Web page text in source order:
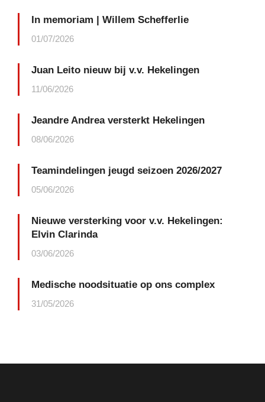
In memoriam | Willem Schefferlie
01/07/2026
Juan Leito nieuw bij v.v. Hekelingen
11/06/2026
Jeandre Andrea versterkt Hekelingen
08/06/2026
Teamindelingen jeugd seizoen 2026/2027
05/06/2026
Nieuwe versterking voor v.v. Hekelingen:
Elvin Clarinda
03/06/2026
Medische noodsituatie op ons complex
31/05/2026